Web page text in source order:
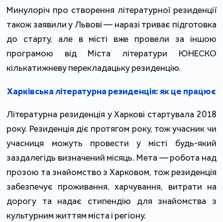
Минулоріч про створення літературної резиденції
також заявили у Львові ― наразі триває підготовка
до старту, але в місті вже провели за іншою
програмою від Міста літератури ЮНЕСКО
кількатижневу перекладацьку резиденцію.
Харківська літературна резиденція: як це працює
Літературна резиденція у Харкові стартувала 2018
року. Резиденція діє протягом року, тож учасник чи
учасниця можуть провести у місті будь-який
заздалегідь визначений місяць. Мета ― робота над
прозою та знайомство з Харковом, тож резиденція
забезпечує проживання, харчування, витрати на
дорогу та надає стипендію для знайомства з
культурним життям міста і регіону.